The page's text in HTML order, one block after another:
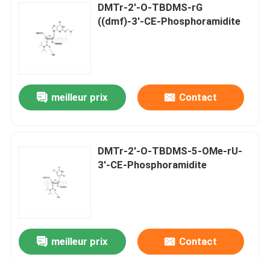
Maison
Vidéos
DMTr-2'-O-TBDMS-rG
((dmf)-3'-CE-Phosphoramidite
meilleur prix Contact
DMTr-2'-O-TBDMS-5-OMe-rU-
3'-CE-Phosphoramidite
meilleur prix Contact